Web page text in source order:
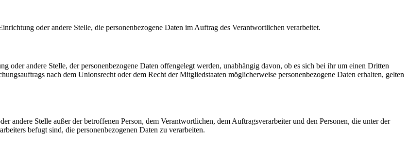
oder andere Stelle, die personenbezogene Daten im Auftrag des Verantwortlichen verarbeitet.
oder andere Stelle, der personenbezogene Daten offengelegt werden, unabhängig davon, ob es sich bei ihr um einen Dritten
nach dem Unionsrecht oder dem Recht der Mitgliedstaaten möglicherweise personenbezogene Daten erhalten, gelten
andere Stelle außer der betroffenen Person, dem Verantwortlichen, dem Auftragsverarbeiter und den Personen, die unter der
befugt sind, die personenbezogenen Daten zu verarbeiten.